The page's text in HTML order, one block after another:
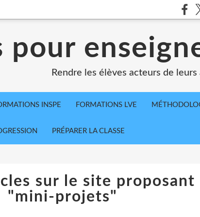
pour
Rendre les élèves acteurs de leurs
INSPE FORMATIONS LVE
PRÉPARER LA CLASSE
sur le site proposant
"mini-projets"